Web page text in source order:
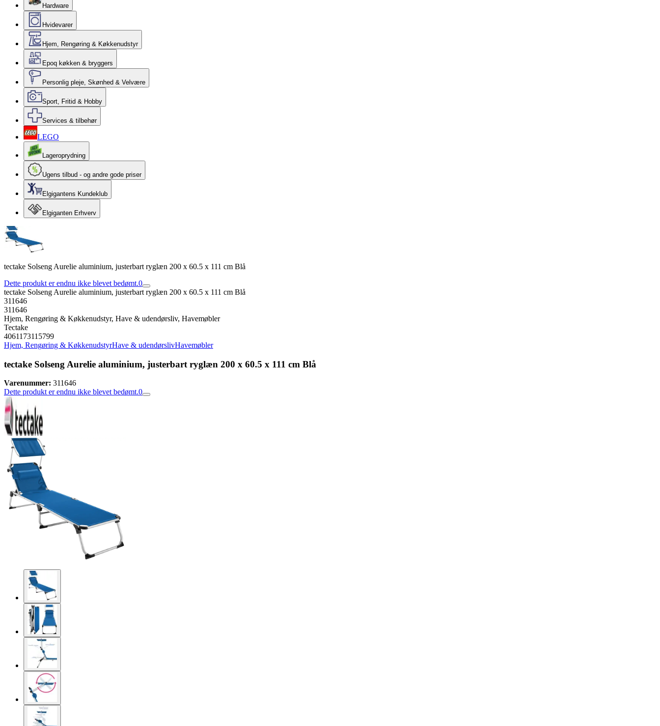
Hardware
Hvidevarer
Hjem, Rengøring & Køkkenudstyr
Epoq køkken & bryggers
Personlig pleje, Skønhed & Velvære
Sport, Fritid & Hobby
Services & tilbehør
LEGO
Lageroprydning
Ugens tilbud - og andre gode priser
Elgigantens Kundeklub
Elgiganten Erhverv
tectake Solseng Aurelie aluminium, justerbart ryglæn 200 x 60.5 x 111 cm Blå
Dette produkt er endnu ikke blevet bedømt.0
tectake Solseng Aurelie aluminium, justerbart ryglæn 200 x 60.5 x 111 cm Blå
311646
311646
Hjem, Rengøring & Køkkenudstyr, Have & udendørsliv, Havemøbler
Tectake
4061173115799
Hjem, Rengøring & KøkkenudstyrHave & udendørslivHavemøbler
tectake Solseng Aurelie aluminium, justerbart ryglæn 200 x 60.5 x 111 cm Blå
Varenummer: 311646
Dette produkt er endnu ikke blevet bedømt.0